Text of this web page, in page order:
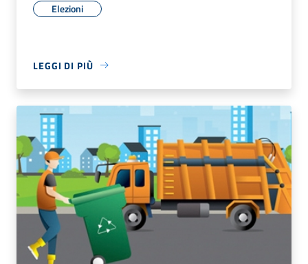
Elezioni
LEGGI DI PIÙ